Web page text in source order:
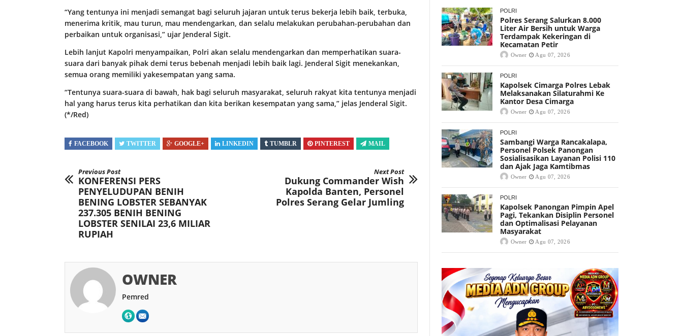
“Yang tentunya ini menjadi semangat bagi seluruh jajaran untuk terus bekerja lebih baik, terbuka,
menerima kritik, mau turun, mau mendengarkan, dan selalu melakukan perubahan-perubahan dan
perbaikan untuk organisasi,” ujar Jenderal Sigit.
Lebih lanjut Kapolri menyampaikan, Polri akan selalu mendengarkan dan memperhatikan suara-
suara dari banyak pihak demi terus bebenah menjadi lebih baik lagi. Jenderal Sigit menekankan,
semua orang memiliki yakesempatan yang sama.
“Tentunya suara-suara di bawah, hak bagi seluruh masyarakat, seluruh rakyat kita tentunya menjadi
hal yang harus terus kita perhatikan dan kita berikan kesempatan yang sama,” jelas Jenderal Sigit.
(*/Red)
FACEBOOK TWITTER GOOGLE+ LINKEDIN TUMBLR PINTEREST MAIL
Previous Post
KONFERENSI PERS
PENYELUDUPAN BENIH
BENING LOBSTER SEBANYAK
237.305 BENIH BENING
LOBSTER SENILAI 23,6 MILIAR
RUPIAH
Next Post
Dukung Commander Wish
Kapolda Banten, Personel
Polres Serang Gelar Jumling
OWNER
Pemred
POLRI
Polres Serang Salurkan 8.000
Liter Air Bersih untuk Warga
Terdampak Kekeringan di
Kecamatan Petir
Owner Agu 07, 2026
POLRI
Kapolsek Cimarga Polres Lebak
Melaksanakan Silaturahmi Ke
Kantor Desa Cimarga
Owner Agu 07, 2026
POLRI
Sambangi Warga Rancakalapa,
Personel Polsek Panongan
Sosialisasikan Layanan Polisi 110
dan Ajak Jaga Kamtibmas
Owner Agu 07, 2026
POLRI
Kapolsek Panongan Pimpin Apel
Pagi, Tekankan Disiplin Personel
dan Optimalisasi Pelayanan
Masyarakat
Owner Agu 07, 2026